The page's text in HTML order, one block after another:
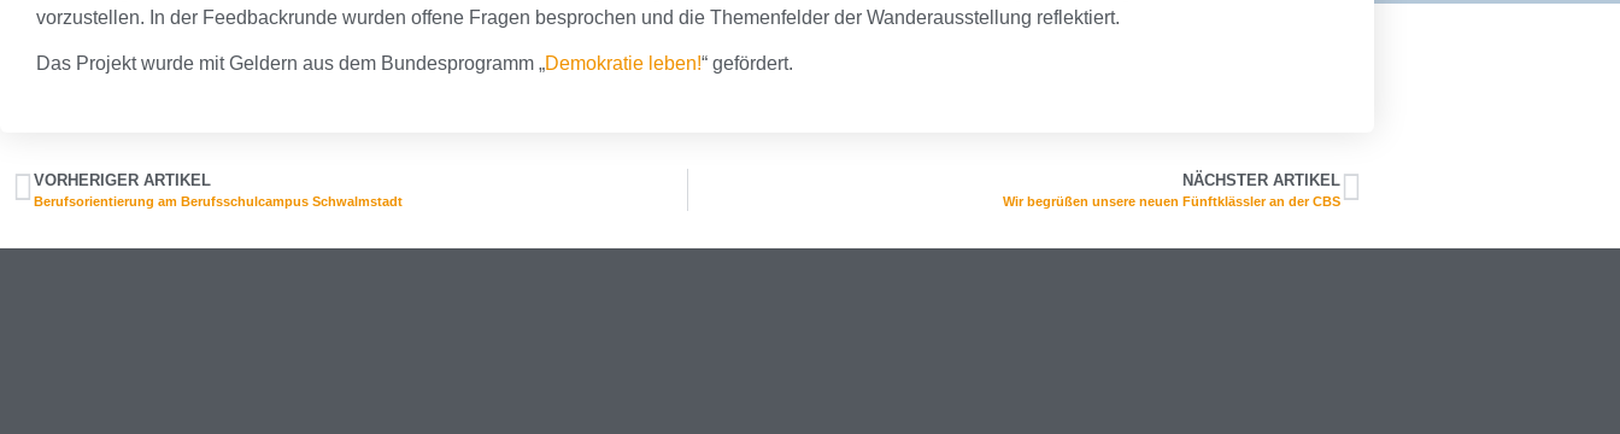
vorzustellen. In der Feedbackrunde wurden offene Fragen besprochen und die Themenfelder der Wanderausstellung reflektiert.
Das Projekt wurde mit Geldern aus dem Bundesprogramm „Demokratie leben!“ gefördert.
VORHERIGER ARTIKEL
Berufsorientierung am Berufsschulcampus Schwalmstadt
NÄCHSTER ARTIKEL
Wir begrüßen unsere neuen Fünftklässler an der CBS